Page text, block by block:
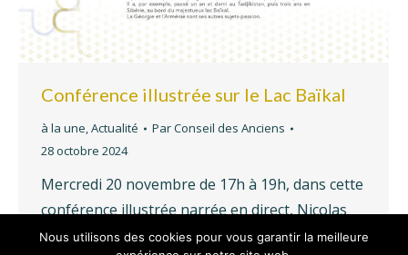
Conférence illustrée sur le Lac Baïkal
à la une,Actualité ParConseil des Anciens
28 octobre 2024
Mercredi 20 novembre de 17h à 19h, dans cette
conférence illustrée narrée en direct, Nicolas
Pernot nous fait voyager avec lui à travers ses
Nous utilisons des cookies pour vous garantir la meilleure